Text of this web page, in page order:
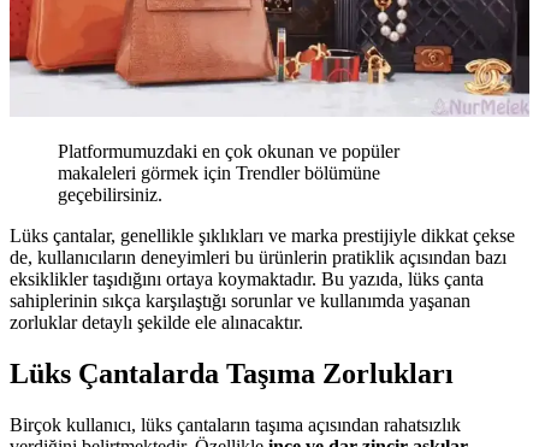
Platformumuzdaki en çok okunan ve popüler
makaleleri görmek için Trendler bölümüne
geçebilirsiniz.
Lüks çantalar, genellikle şıklıkları ve marka prestijiyle dikkat çekse
de, kullanıcıların deneyimleri bu ürünlerin pratiklik açısından bazı
eksiklikler taşıdığını ortaya koymaktadır. Bu yazıda, lüks çanta
sahiplerinin sıkça karşılaştığı sorunlar ve kullanımda yaşanan
zorluklar detaylı şekilde ele alınacaktır.
Lüks Çantalarda Taşıma Zorlukları
Birçok kullanıcı, lüks çantaların taşıma açısından rahatsızlık